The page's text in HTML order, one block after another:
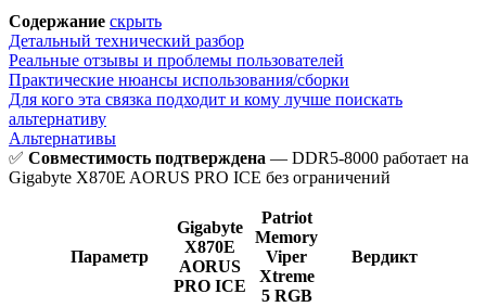
Содержание скрыть
Детальный технический разбор
Реальные отзывы и проблемы пользователей
Практические нюансы использования/сборки
Для кого эта связка подходит и кому лучше поискать
альтернативу
Альтернативы
✅ Совместимость подтверждена — DDR5-8000 работает на
Gigabyte X870E AORUS PRO ICE без ограничений
Параметр
Gigabyte
X870E
AORUS
PRO ICE
Patriot
Memory
Viper
Xtreme
5 RGB
Вердикт